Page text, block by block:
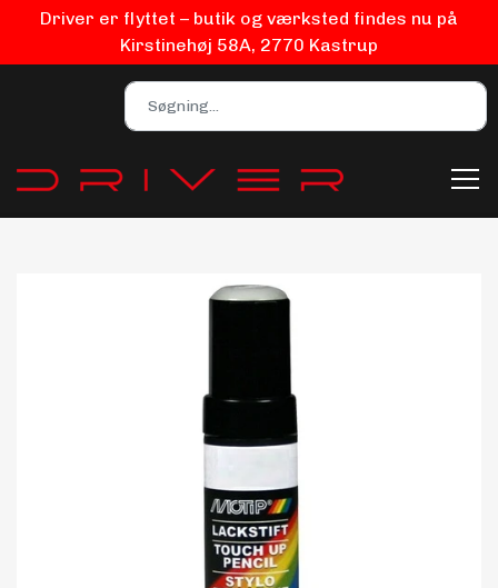
Driver er flyttet – butik og værksted findes nu på
Kirstinehøj 58A, 2770 Kastrup
Bilpleje
Biludstyr
EV Udstyr
Maling
Bilstereo